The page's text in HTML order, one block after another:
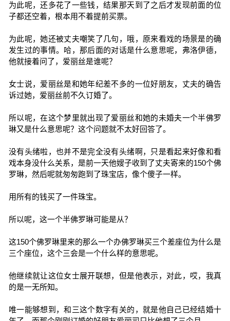
为此呢，还多花了一些钱，结果那天到了之后才发现前面的位
子都还空着，根本用不着提前买票。
为此呢，她还被丈夫嘲笑了几句，哦，原来看戏的场景是的确
发生过的事情。哈，那后面的对话是什么意思呢，弗洛伊德，
他就接着问了，爱丽丝是谁呢？
女士说，爱丽丝是和她年纪差不多的一位好朋友，丈夫的确告
诉过她，爱丽丝前不久订婚了。
所以呢，在这个梦里就出现了爱丽丝和她的未婚夫一个半佛罗
琳又是什么意思呢？这个问题就不太好回答了。
没有头绪啦，也并不是完全没有头绪啊，只是看起来好像和看
戏本身没什么关系，是前一天他嫂子收到了丈夫寄来的150个佛
罗琳，然后呢就匆匆跑到了珠宝店，像个傻子一样。
用所有的钱买了一件珠宝。
所以呢，这一个半佛罗琳可能是从？
这150个佛罗琳里来的那么一个办佛罗琳买三个差座位为什么是
三个座位，这个三会是一个什么样的意思呢。
他继续就让这位女士展开联想，但是他表示，对此，哎，我真
的是一无所知。
唯一能够想到，和三这个数字有关的，就是他自己已经结婚十